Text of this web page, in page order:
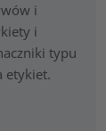
i
i
typu
etykiet.